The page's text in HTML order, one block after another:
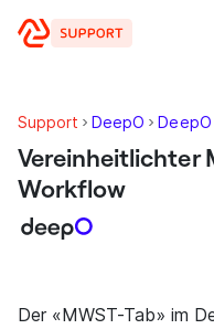
Support DeepO
Vereinheitlichter
Workflow
Der «MWST-Tab» im